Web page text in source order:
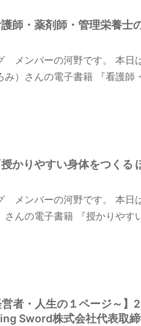
・薬剤師・管理栄養士
メンバーの河野です。 本日
）さんの電子書籍 『看護師
りやすい身体をつくる
メンバーの河野です。 本日
んの電子書籍 『授かりやす
営者・人生の１ページ～
Sword株式会社代表取締